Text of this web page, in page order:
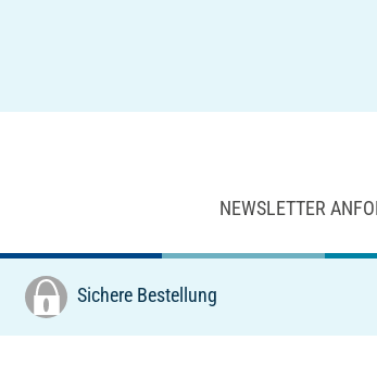
NEWSLETTER
Sichere Bestellung